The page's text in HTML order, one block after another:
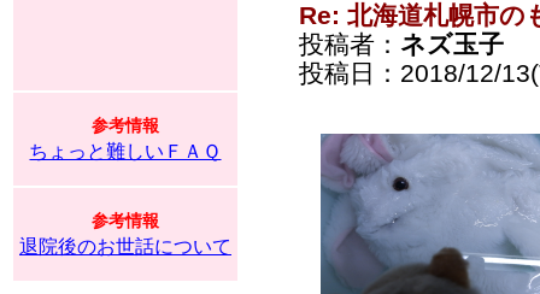
参考情報
ちょっと難しいＦＡＱ
参考情報
退院後のお世話について
Re: 北海道札幌市の
投稿者： ネズ玉子
投稿日：2018/12/